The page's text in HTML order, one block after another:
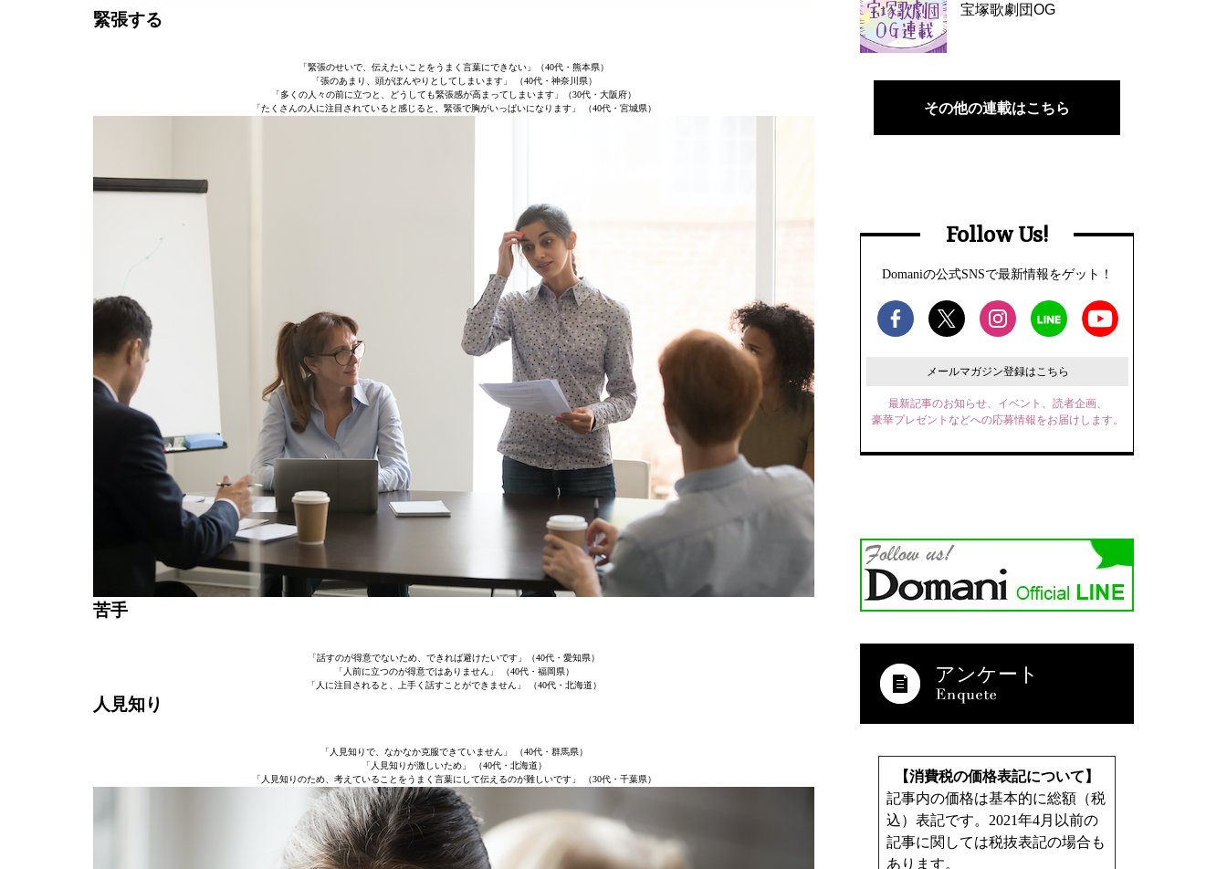
緊張する
「緊張のせいで、伝えたいことをうまく言葉にできない」（40代・熊本県）
「張のあまり、頭がぼんやりとしてしまいます」 （40代・神奈川県）
「多くの人々の前に立つと、どうしても緊張感が高まってしまいます」（30代・大阪府）
「たくさんの人に注目されていると感じると、緊張で胸がいっぱいになります」 （40代・宮城県）
苦手
「話すのが得意でないため、できれば避けたいです」（40代・愛知県）
「人前に立つのが得意ではありません」 （40代・福岡県）
「人に注目されると、上手く話すことができません」 （40代・北海道）
人見知り
「人見知りで、なかなか克服できていません」 （40代・群馬県）
「人見知りが激しいため」 （40代・北海道）
「人見知りのため、考えていることをうまく言葉にして伝えるのが難しいです」 （30代・千葉県）
宝塚歌劇団OG
その他の連載はこちら
Follow Us!
Domaniの公式SNSで最新情報をゲット！
メールマガジン登録はこちら
最新記事のお知らせ、イベント、読者企画、
豪華プレゼントなどへの応募情報をお届けします。
アンケート
【消費税の価格表記について】
記事内の価格は基本的に総額（税
込）表記です。2021年4月以前の
記事に関しては税抜表記の場合も
あります。